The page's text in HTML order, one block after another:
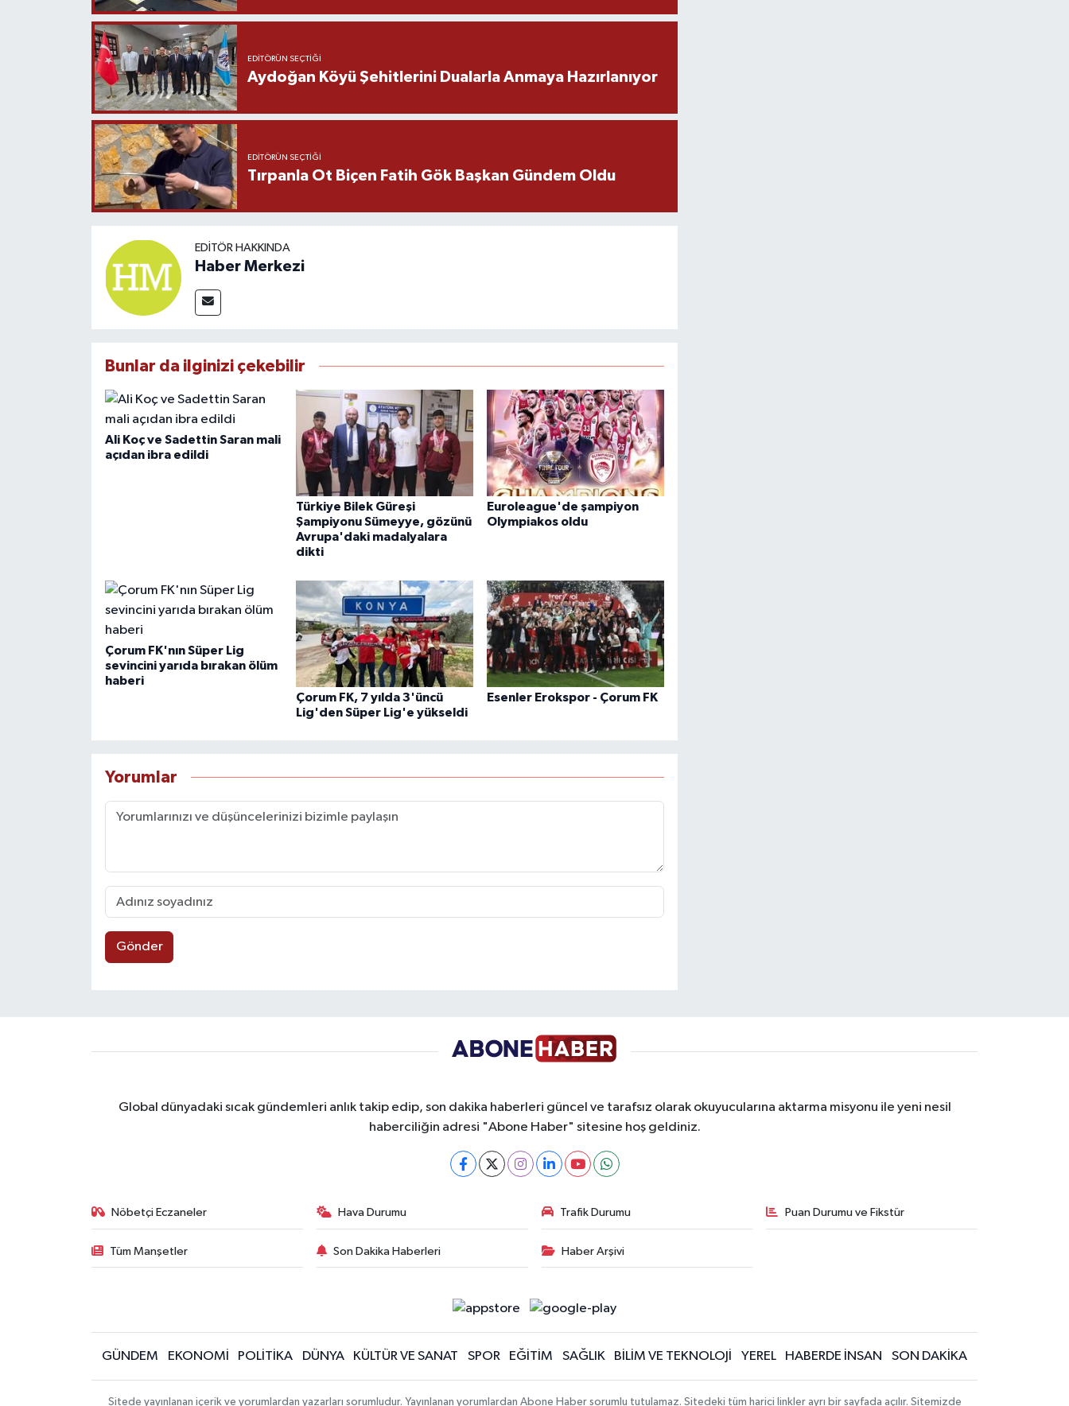
EDITÖRÜN SEÇTIĞI
Aydoğan Köyü Şehitlerini Dualarla Anmaya Hazırlanıyor
EDITÖRÜN SEÇTIĞI
Tırpanla Ot Biçen Fatih Gök Başkan Gündem Oldu
EDITÖR HAKKINDA
Haber Merkezi
Bunlar da ilginizi çekebilir
Ali Koç ve Sadettin Saran mali
açıdan ibra edildi
Türkiye Bilek Güreşi
Şampiyonu Sümeyye, gözünü
Avrupa'daki madalyalara
dikti
Euroleague'de şampiyon
Olympiakos oldu
Çorum FK'nın Süper Lig
sevincini yarıda bırakan ölüm
haberi
Çorum FK, 7 yılda 3'üncü
Lig'den Süper Lig'e yükseldi
Esenler Erokspor - Çorum FK
Yorumlar
Gönder
Global dünyadaki sıcak gündemleri anlık takip edip, son dakika haberleri güncel ve tarafsız olarak okuyucularına aktarma misyonu ile yeni nesil
haberciliğin adresi "Abone Haber" sitesine hoş geldiniz.
Nöbetçi Eczaneler Hava Durumu Trafik Durumu Puan Durumu ve Fikstür
Tüm Manşetler Son Dakika Haberleri Haber Arşivi
GÜNDEM EKONOMİ POLİTİKA DÜNYA KÜLTÜR VE SANAT SPOR EĞİTİM SAĞLIK BİLİM VE TEKNOLOJİ YEREL HABERDE İNSAN SON DAKİKA
Sitede yayınlanan içerik ve yorumlardan yazarları sorumludur. Yayınlanan yorumlardan Abone Haber sorumlu tutulamaz. Sitedeki tüm harici linkler ayrı bir sayfada açılır. Sitemizde